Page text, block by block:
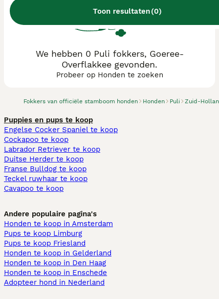
Toon resultaten(0)
Fokkers van officiële stamboom honden Honden Puli Zuid-
We hebben 0 Puli fokkers, Goeree-
Overflakkee gevonden.
Probeer op Honden te zoeken
Puppies en pups te koop
Engelse Cocker Spaniel te koop
Cockapoo te koop
Labrador Retriever te koop
Duitse Herder te koop
Franse Bulldog te koop
Teckel ruwhaar te koop
Cavapoo te koop
Andere populaire pagina's
Honden te koop in Amsterdam
Pups te koop Limburg​
Pups te koop Friesland​
Honden te koop in Gelderland
Honden te koop in Den Haag
Honden te koop in Enschede
Adopteer hond in Nederland